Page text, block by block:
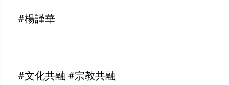
#楊謹華
#文化共融 #宗教共融